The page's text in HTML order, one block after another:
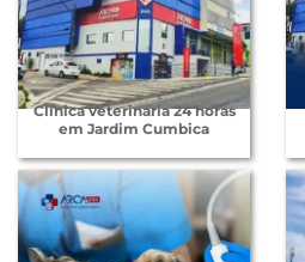
Clínica veterinária 24 horas
em Jardim Cumbica